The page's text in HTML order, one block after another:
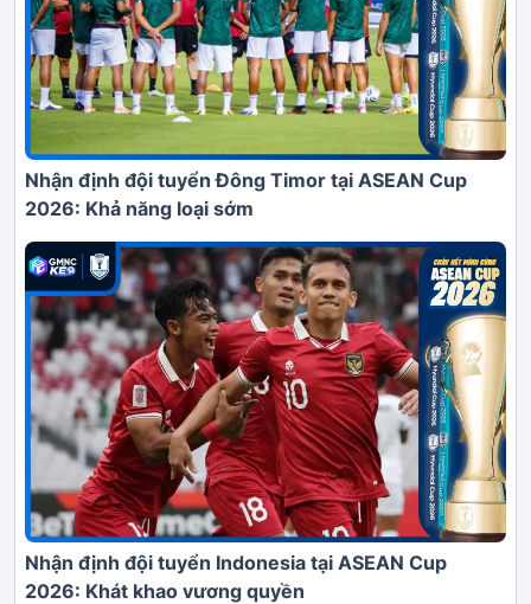
Nhận định đội tuyển Đông Timor tại ASEAN Cup
2026: Khả năng loại sớm
Nhận định đội tuyển Indonesia tại ASEAN Cup
2026: Khát khao vương quyền